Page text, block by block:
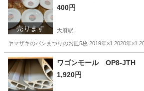
売ります
400円
大府駅
ヤマザキのパンまつりのお皿5枚 2019年×1 2020年×1
愛知 大府市 大府駅
ワゴンモール OP8-JTH
1,920円